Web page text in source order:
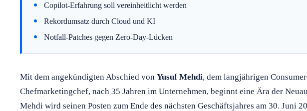
Copilot-Erfahrung soll vereinheitlicht werden
Rekordumsatz durch Cloud und KI
Notfall-Patches gegen Zero-Day-Lücken
Mit dem angekündigten Abschied von Yusuf Mehdi, dem langjährigen
Chefmarketingchef, nach 35 Jahren im Unternehmen, beginnt eine Ära der
Mehdi wird seinen Posten zum Ende des nächsten Geschäftsjahres am 30. Juni